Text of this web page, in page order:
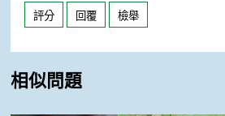
評分 回覆 檢舉
相似問題